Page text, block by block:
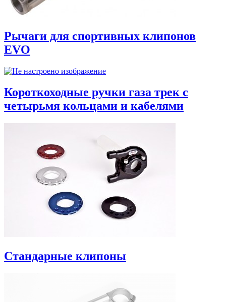
Рычаги для спортивных клипонов
EVO
Короткоходные ручки газа трек с
четырьмя кольцами и кабелями
Стандарные клипоны